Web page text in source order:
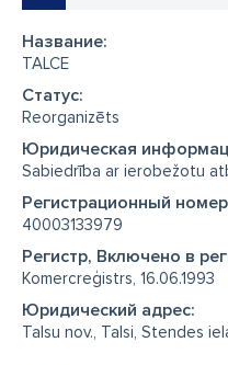
Название:
TALCE
Cтатус:
Reorganizēts
Юридическая
Sabiedrība ar ierobežotu
Регистрационный
40003133979
Регистр, Включено в
Komercreģistrs, 16.06.1993
Юридический адрес:
Talsu nov., Talsi, Stendes